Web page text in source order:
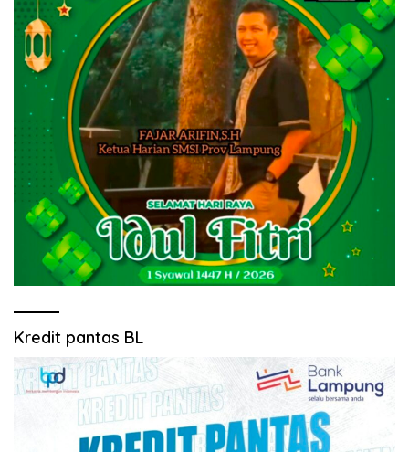
Kredit pantas BL